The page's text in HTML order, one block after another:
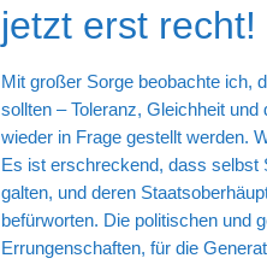
jetzt erst recht!
Mit großer Sorge beobachte ich,
sollten – Toleranz, Gleichheit
wieder in Frage gestellt werden.
Es ist erschreckend, dass selbst
galten, und deren
befürworten. Die politischen und
Errungenschaften, für die